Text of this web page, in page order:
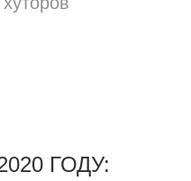
ГОДУ: